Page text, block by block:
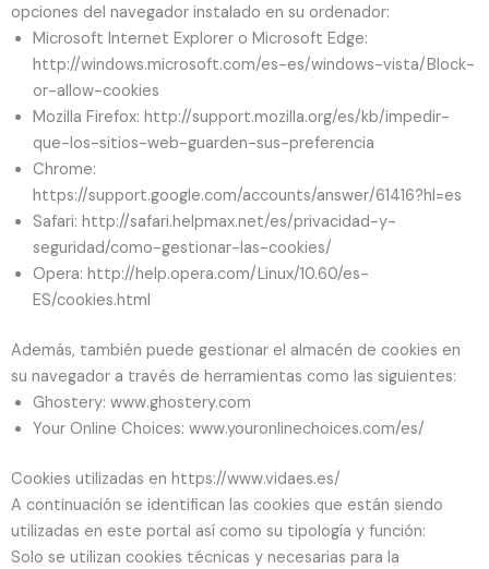
opciones del navegador instalado en su ordenador:
Microsoft Internet Explorer o Microsoft Edge:
http://windows.microsoft.com/es-es/windows-vista/Block-
or-allow-cookies
Mozilla Firefox: http://support.mozilla.org/es/kb/impedir-
que-los-sitios-web-guarden-sus-preferencia
Chrome:
https://support.google.com/accounts/answer/61416?hl=es
Safari: http://safari.helpmax.net/es/privacidad-y-
seguridad/como-gestionar-las-cookies/
Opera: http://help.opera.com/Linux/10.60/es-
ES/cookies.html
Además, también puede gestionar el almacén de cookies en
su navegador a través de herramientas como las siguientes:
Ghostery: www.ghostery.com
Your Online Choices: www.youronlinechoices.com/es/
Cookies utilizadas en https://www.vidaes.es/
A continuación se identifican las cookies que están siendo
utilizadas en este portal así como su tipología y función:
Solo se utilizan cookies técnicas y necesarias para la